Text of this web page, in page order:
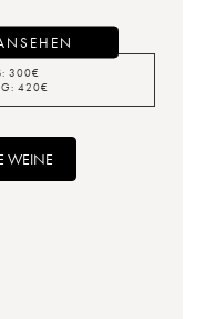
300€
420€
WEINE